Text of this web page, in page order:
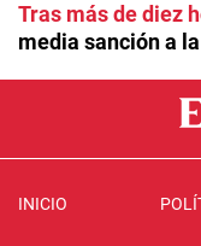
Tras más de diez
media sanción a
INICIO